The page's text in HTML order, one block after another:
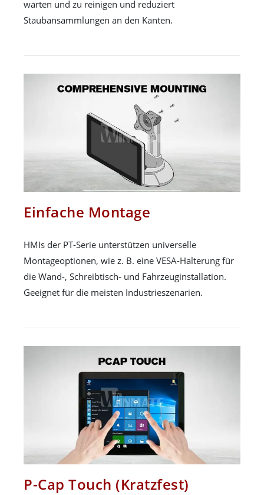
warten und zu reinigen und reduziert
Staubansammlungen an den Kanten.
Einfache Montage
HMIs der PT-Serie unterstützen universelle
Montageoptionen, wie z. B. eine VESA-Halterung für
die Wand-, Schreibtisch- und Fahrzeuginstallation.
Geeignet für die meisten Industrieszenarien.
P-Cap Touch (Kratzfest)